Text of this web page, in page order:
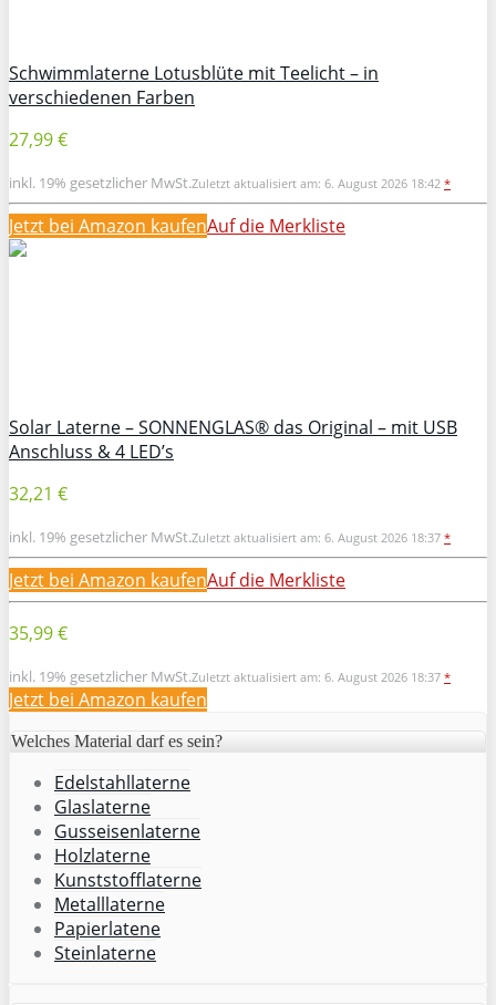
Schwimmlaterne Lotusblüte mit Teelicht – in
verschiedenen Farben
27,99 €
inkl. 19% gesetzlicher MwSt.Zuletzt aktualisiert am: 6. August 2026 18:42 *
Jetzt bei Amazon kaufenAuf die Merkliste
Solar Laterne – SONNENGLAS® das Original – mit USB
Anschluss & 4 LED’s
32,21 €
inkl. 19% gesetzlicher MwSt.Zuletzt aktualisiert am: 6. August 2026 18:37 *
Jetzt bei Amazon kaufenAuf die Merkliste
35,99 €
inkl. 19% gesetzlicher MwSt.Zuletzt aktualisiert am: 6. August 2026 18:37 *
Jetzt bei Amazon kaufen
Welches Material darf es sein?
Edelstahllaterne
Glaslaterne
Gusseisenlaterne
Holzlaterne
Kunststofflaterne
Metalllaterne
Papierlatene
Steinlaterne